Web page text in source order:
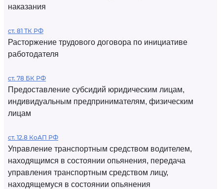
наказания
ст. 81 ТК РФ
Расторжение трудового договора по инициативе
работодателя
ст. 78 БК РФ
Предоставление субсидий юридическим лицам,
индивидуальным предпринимателям, физическим
лицам
ст. 12.8 КоАП РФ
Управление транспортным средством водителем,
находящимся в состоянии опьянения, передача
управления транспортным средством лицу,
находящемуся в состоянии опьянения